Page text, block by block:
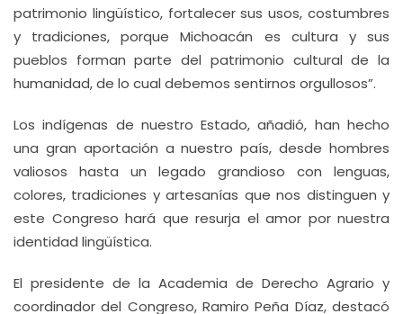
patrimonio lingüístico, fortalecer sus usos, costumbres
y tradiciones, porque Michoacán es cultura y sus
pueblos forman parte del patrimonio cultural de la
humanidad, de lo cual debemos sentirnos orgullosos”.
Los indígenas de nuestro Estado, añadió, han hecho
una gran aportación a nuestro país, desde hombres
valiosos hasta un legado grandioso con lenguas,
colores, tradiciones y artesanías que nos distinguen y
este Congreso hará que resurja el amor por nuestra
identidad lingüística.
El presidente de la Academia de Derecho Agrario y
coordinador del Congreso, Ramiro Peña Díaz, destacó